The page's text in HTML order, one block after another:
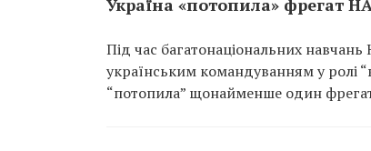
Україна «потопила» фрегат
Під час багатонаціональних
українським командуванням у ролі
“потопила” щонайменше один